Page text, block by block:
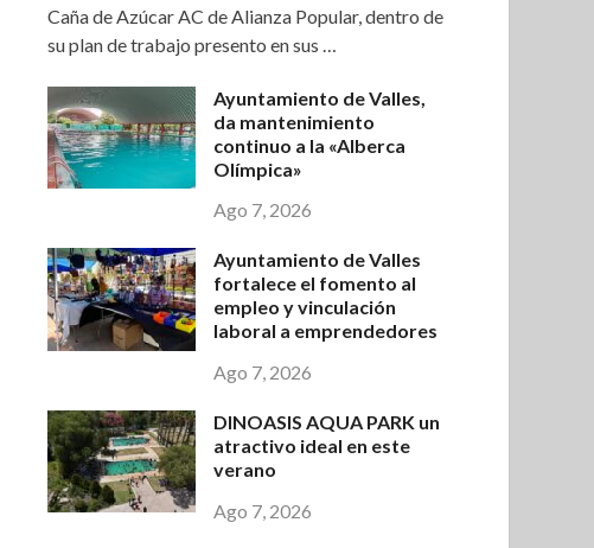
Caña de Azúcar AC de Alianza Popular, dentro de
su plan de trabajo presento en sus …
Ayuntamiento de Valles,
da mantenimiento
continuo a la «Alberca
Olímpica»
Ago 7, 2026
Ayuntamiento de Valles
fortalece el fomento al
empleo y vinculación
laboral a emprendedores
Ago 7, 2026
DINOASIS AQUA PARK un
atractivo ideal en este
verano
Ago 7, 2026